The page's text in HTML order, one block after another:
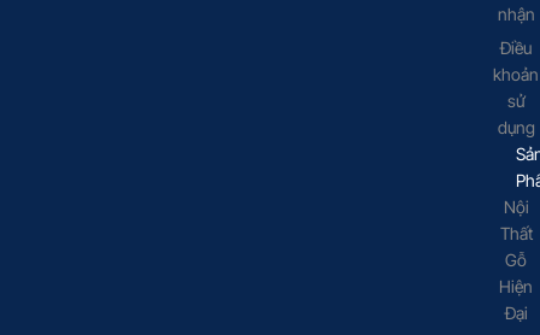
nhận
Điều
khoản
sử
dụng
Nội
Thất
Gỗ
Hiện
Đại